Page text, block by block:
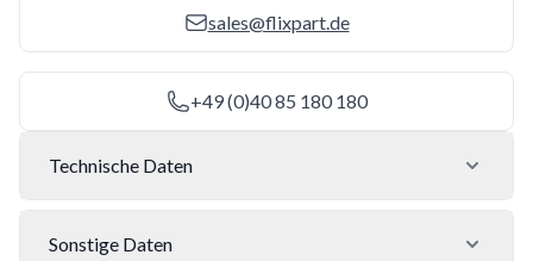
sales@flixpart.de
+49 (0)40 85 180 180
Technische Daten
Sonstige Daten